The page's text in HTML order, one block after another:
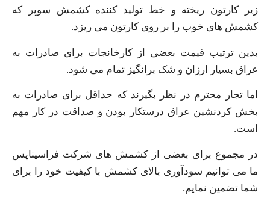
زیر کارتون ریخته و خط تولید کننده کشمش سوپر که
کشمش های خوب را بر روی کارتون می ریزد.
بدین ترتیب قیمت بعضی از کارخانجات برای صادرات به
عراق بسیار ارزان و شک برانگیز تمام می شود.
اما تجار محترم در نظر بگیرند که حداقل برای صادرات به
بخش کردنشین عراق درستکار بودن و صداقت در کار مهم
است.
در مجموع برای بعضی از کشمش های شرکت فراسیناپس
ما می توانیم سودآوری بالای کشمش با کیفیت خود را برای
شما تضمین نمایم.